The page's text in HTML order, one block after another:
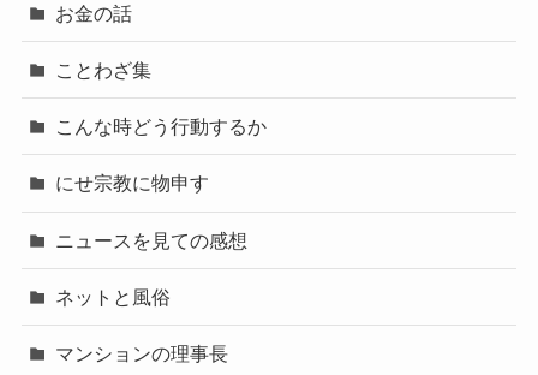
お金の話
ことわざ集
こんな時どう行動するか
にせ宗教に物申す
ニュースを見ての感想
ネットと風俗
マンションの理事長